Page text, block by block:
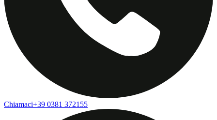
Chiamaci+39 0381 372155